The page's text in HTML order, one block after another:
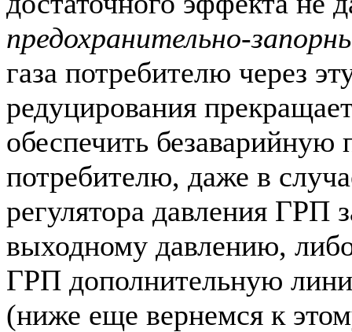
предохранительно-
газа потребителю через
редуцирования
обеспечить безаварийную
потребителю, даже в
регулятора давления ГРП
выходному давлению,
ГРП дополнительную
(ниже еще вернемся к